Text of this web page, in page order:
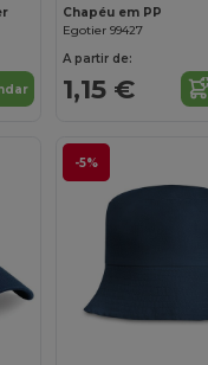
Chapéu em PP
Egotier 99427
A partir de:
1,15 €
-5%